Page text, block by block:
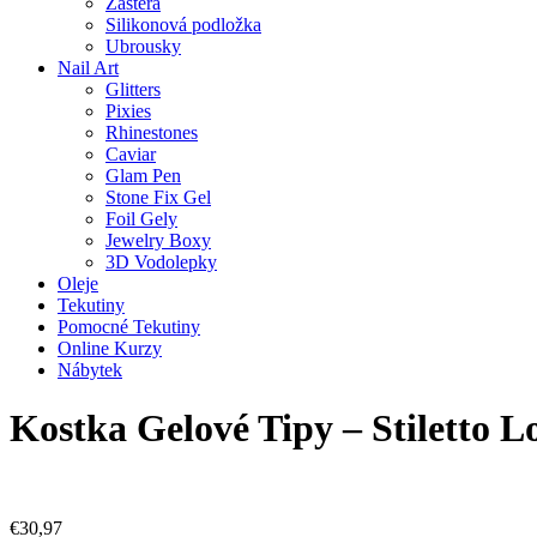
Silikonová podložka
Ubrousky
Nail Art
Glitters
Pixies
Rhinestones
Caviar
Glam Pen
Stone Fix Gel
Foil Gely
Jewelry Boxy
3D Vodolepky
Oleje
Tekutiny
Pomocné Tekutiny
Online Kurzy
Nábytek
Kostka Gelové Tipy – Stiletto
€30,97